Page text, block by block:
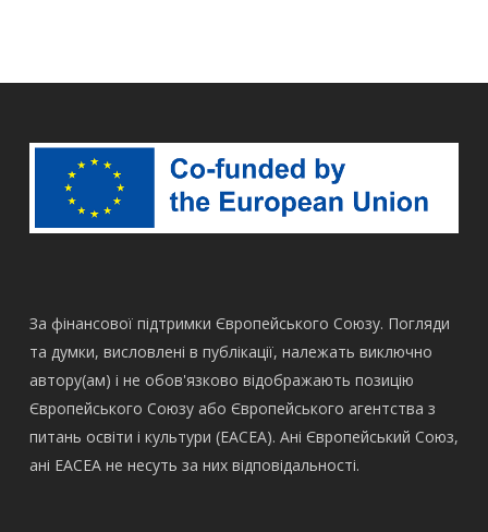
За фінансової підтримки Європейського Союзу. Погляди
та думки, висловлені в публікації, належать виключно
автору(ам) і не обов'язково відображають позицію
Європейського Союзу або Європейського агентства з
питань освіти і культури (ЕАСЕА). Ані Європейський Союз,
ані EACEA не несуть за них відповідальності.